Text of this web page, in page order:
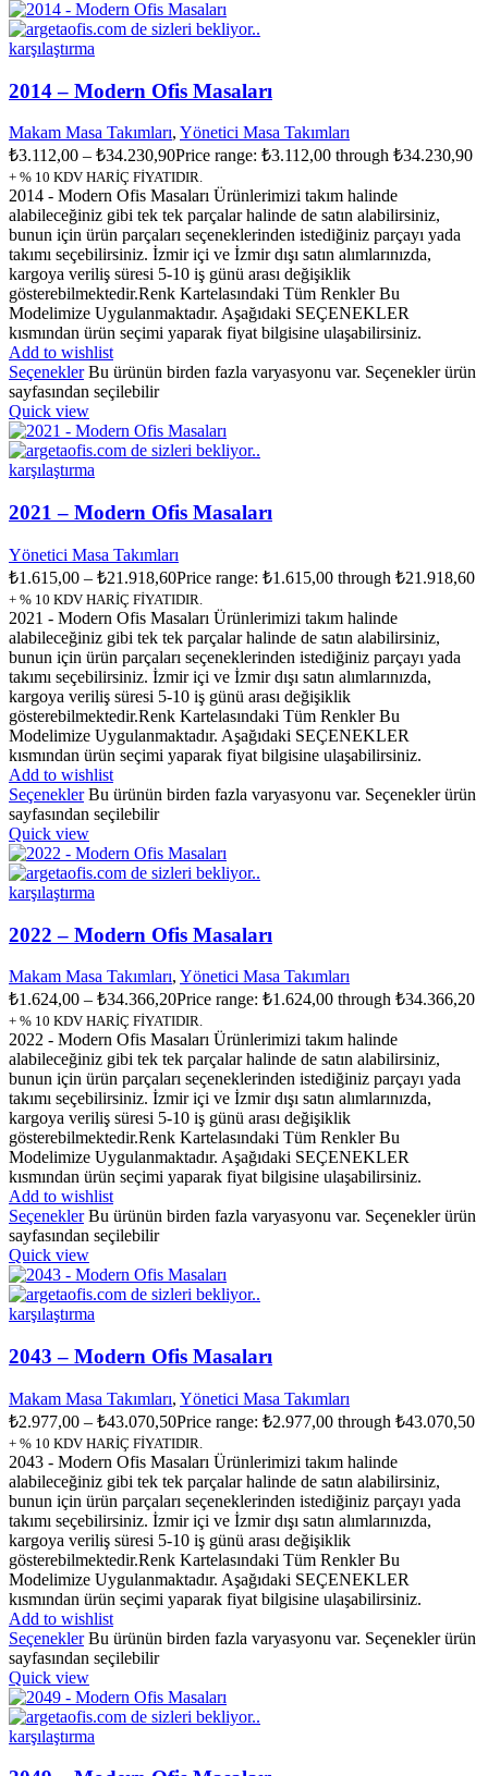
karşılaştırma
2014 – Modern Ofis Masaları
Makam Masa Takımları, Yönetici Masa Takımları
₺3.112,00 – ₺34.230,90Price range: ₺3.112,00 through ₺34.230,90
+ % 10 KDV HARİÇ FİYATIDIR.
2014 - Modern Ofis Masaları Ürünlerimizi takım halinde
alabileceğiniz gibi tek tek parçalar halinde de satın alabilirsiniz,
bunun için ürün parçaları seçeneklerinden istediğiniz parçayı yada
takımı seçebilirsiniz. İzmir içi ve İzmir dışı satın alımlarınızda,
kargoya veriliş süresi 5-10 iş günü arası değişiklik
gösterebilmektedir.Renk Kartelasındaki Tüm Renkler Bu
Modelimize Uygulanmaktadır. Aşağıdaki SEÇENEKLER
kısmından ürün seçimi yaparak fiyat bilgisine ulaşabilirsiniz.
Add to wishlist
Seçenekler Bu ürünün birden fazla varyasyonu var. Seçenekler ürün
sayfasından seçilebilir
Quick view
karşılaştırma
2021 – Modern Ofis Masaları
Yönetici Masa Takımları
₺1.615,00 – ₺21.918,60Price range: ₺1.615,00 through ₺21.918,60
+ % 10 KDV HARİÇ FİYATIDIR.
2021 - Modern Ofis Masaları Ürünlerimizi takım halinde
alabileceğiniz gibi tek tek parçalar halinde de satın alabilirsiniz,
bunun için ürün parçaları seçeneklerinden istediğiniz parçayı yada
takımı seçebilirsiniz. İzmir içi ve İzmir dışı satın alımlarınızda,
kargoya veriliş süresi 5-10 iş günü arası değişiklik
gösterebilmektedir.Renk Kartelasındaki Tüm Renkler Bu
Modelimize Uygulanmaktadır. Aşağıdaki SEÇENEKLER
kısmından ürün seçimi yaparak fiyat bilgisine ulaşabilirsiniz.
Add to wishlist
Seçenekler Bu ürünün birden fazla varyasyonu var. Seçenekler ürün
sayfasından seçilebilir
Quick view
karşılaştırma
2022 – Modern Ofis Masaları
Makam Masa Takımları, Yönetici Masa Takımları
₺1.624,00 – ₺34.366,20Price range: ₺1.624,00 through ₺34.366,20
+ % 10 KDV HARİÇ FİYATIDIR.
2022 - Modern Ofis Masaları Ürünlerimizi takım halinde
alabileceğiniz gibi tek tek parçalar halinde de satın alabilirsiniz,
bunun için ürün parçaları seçeneklerinden istediğiniz parçayı yada
takımı seçebilirsiniz. İzmir içi ve İzmir dışı satın alımlarınızda,
kargoya veriliş süresi 5-10 iş günü arası değişiklik
gösterebilmektedir.Renk Kartelasındaki Tüm Renkler Bu
Modelimize Uygulanmaktadır. Aşağıdaki SEÇENEKLER
kısmından ürün seçimi yaparak fiyat bilgisine ulaşabilirsiniz.
Add to wishlist
Seçenekler Bu ürünün birden fazla varyasyonu var. Seçenekler ürün
sayfasından seçilebilir
Quick view
karşılaştırma
2043 – Modern Ofis Masaları
Makam Masa Takımları, Yönetici Masa Takımları
₺2.977,00 – ₺43.070,50Price range: ₺2.977,00 through ₺43.070,50
+ % 10 KDV HARİÇ FİYATIDIR.
2043 - Modern Ofis Masaları Ürünlerimizi takım halinde
alabileceğiniz gibi tek tek parçalar halinde de satın alabilirsiniz,
bunun için ürün parçaları seçeneklerinden istediğiniz parçayı yada
takımı seçebilirsiniz. İzmir içi ve İzmir dışı satın alımlarınızda,
kargoya veriliş süresi 5-10 iş günü arası değişiklik
gösterebilmektedir.Renk Kartelasındaki Tüm Renkler Bu
Modelimize Uygulanmaktadır. Aşağıdaki SEÇENEKLER
kısmından ürün seçimi yaparak fiyat bilgisine ulaşabilirsiniz.
Add to wishlist
Seçenekler Bu ürünün birden fazla varyasyonu var. Seçenekler ürün
sayfasından seçilebilir
Quick view
karşılaştırma